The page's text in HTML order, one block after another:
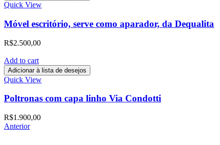
Quick View
Móvel escritório, serve como aparador, da Dequalita
R$2.500,00
Add to cart
Adicionar à lista de desejos
Quick View
Poltronas com capa linho Via Condotti
R$1.900,00
Anterior